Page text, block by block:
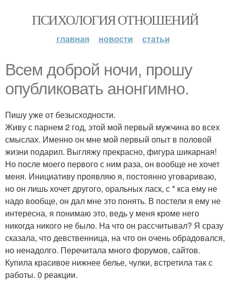
ПСИХОЛОГИЯ ОТНОШЕНИЙ
главная новости статьи
Всем доброй ночи, прошу
опубликовать анонгимно.
Пишу уже от безысходности.
Живу с парнем 2 год, этой мой первый мужчина во всех
смыслах. Именно он мне мой первый опыт в половой
жизни подарил. Выгляжу прекрасно, фигура шикарная!
Но после моего первого с ним раза, он вообще не хочет
меня. Инициативу проявляю я, постоянно уговариваю,
но он лишь хочет другого, оральных ласк, с * кса ему не
надо вообще, он дал мне это понять. В постели я ему не
интересна, я понимаю это, ведь у меня кроме него
никогда никого не было. На что он рассчитывал? Я сразу
сказала, что девственница, на что он очень обрадовался,
но ненадолго. Перечитала много форумов, сайтов.
Купила красивое нижнее белье, чулки, встретила так с
работы. 0 реакции.